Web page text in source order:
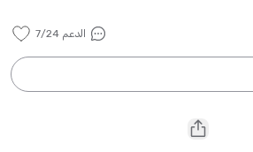
الدعم 7/24